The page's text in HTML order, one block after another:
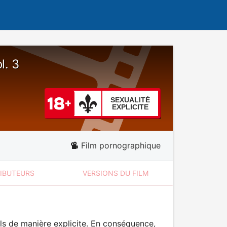
3
SEXUALITÉ
EXPLICITE
Film pornographique
VERSIONS DU FILM
de manière explicite. En conséquence,